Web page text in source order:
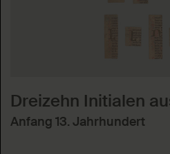
Dreizehn Initialen
Anfang 13. Jahrhundert